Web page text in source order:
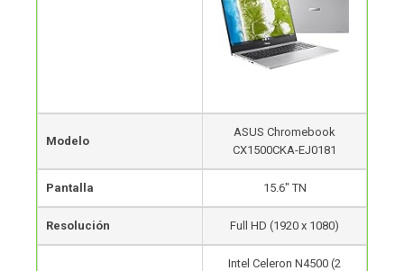
Modelo
ASUS Chromebook
CX1500CKA-EJ0181
Pantalla 15.6″ TN
Resolución Full HD (1920 x 1080)
Intel Celeron N4500 (2